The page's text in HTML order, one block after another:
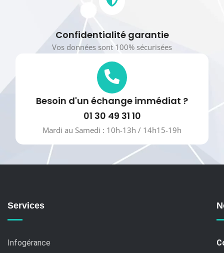
Confidentialité garantie
Vos données sont 100% sécurisées
Besoin d'un échange immédiat ?
01 30 49 31 10
Mardi au Samedi : 10h-13h / 14h15-19h
Services
Infogérance